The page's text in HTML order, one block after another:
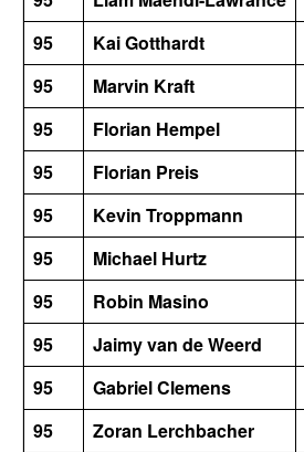
95
Kai Gotthardt
95
Marvin Kraft
95
Florian Hempel
95
Florian Preis
95
Kevin Troppmann
95
Michael Hurtz
95
Robin Masino
95
Jaimy van de Weerd
95
Gabriel Clemens
95
Zoran Lerchbacher